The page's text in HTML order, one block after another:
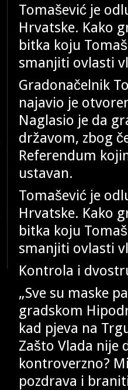
Tomašević je
Hrvatske. Kako
bitka koju
smanjiti ovlasti
Gradonačelnik
najavio je
Naglasio je da
državom, zbog
Referendum
ustavan.
Tomašević je
Hrvatske. Kako
bitka koju
smanjiti ovlasti
Kontrola i
„Sve su maske
gradskom
kad pjeva na
Zašto Vlada nije
kontroverzno?
pozdrava i